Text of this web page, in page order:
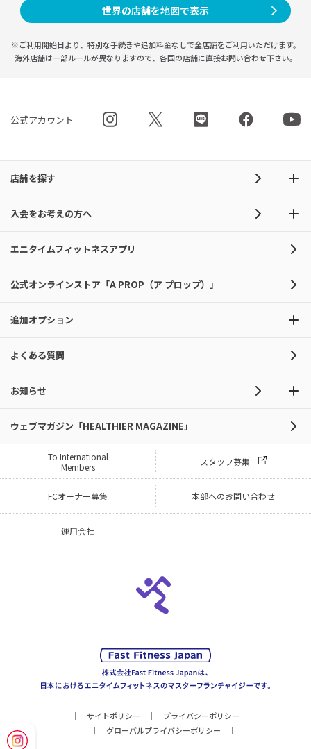
世界の店舗を地図で表示
※ご利用開始日より、特別な手続きや追加料金なしで全店舗をご利用いただけます。
海外店舗は一部ルールが異なりますので、 各国の店舗に直接お問い合わせ下さい。
公式アカウント
店舗を探す
入会をお考えの方へ
エニタイムフィットネスアプリ
公式オンラインストア「A PROP（ア プロップ）」
追加オプション
よくある質問
お知らせ
ウェブマガジン「HEALTHIER MAGAZINE」
To International
Members
スタッフ募集
FCオーナー募集 本部へのお問い合わせ
運用会社
サイトポリシー
プライバシーポリシー
グローバルプライバシーポリシー